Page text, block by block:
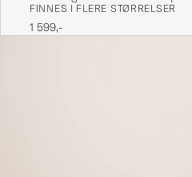
Green
FINNES I FLERE STØRRELSER
1 599,-